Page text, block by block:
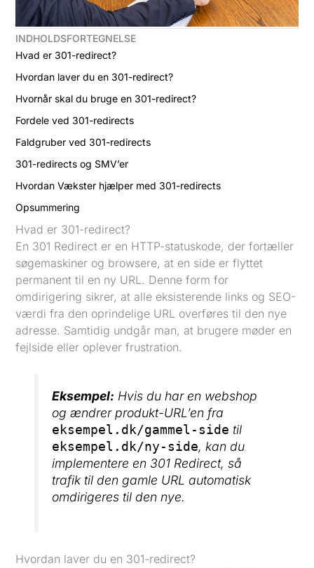
INDHOLDSFORTEGNELSE
Hvad er 301-redirect?
Hvordan laver du en 301-redirect?
Hvornår skal du bruge en 301-redirect?
Fordele ved 301-redirects
Faldgruber ved 301-redirects
301-redirects og SMV’er
Hvordan Vækster hjælper med 301-redirects
Opsummering
Hvad er 301-redirect?
En 301 Redirect er en HTTP-statuskode, der fortæller
søgemaskiner og browsere, at en side er flyttet
permanent til en ny URL. Denne form for
omdirigering sikrer, at alle eksisterende links og SEO-
værdi fra den oprindelige URL overføres til den nye
adresse. Samtidig undgår man, at brugere møder en
fejlside eller oplever frustration.
Eksempel: Hvis du har en webshop
og ændrer produkt-URL’en fra
eksempel.dk/gammel-side til
eksempel.dk/ny-side, kan du
implementere en 301 Redirect, så
trafik til den gamle URL automatisk
omdirigeres til den nye.
Hvordan laver du en 301-redirect?